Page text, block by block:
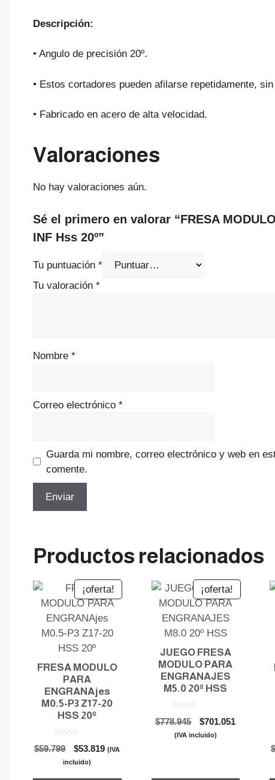
Descripción:
• Angulo de precisión 20º.
• Estos cortadores pueden afilarse repetidamente,
• Fabricado en acero de alta velocidad.
Valoraciones
No hay valoraciones aún.
Sé el primero en valorar “FRESA
INF Hss 20º”
Tu puntuación *
Tu valoración *
Nombre *
Correo electrónico *
Guarda mi nombre, correo electrónico y web en
comente.
Productos relacionados
¡oferta!
FRESA MODULO
PARA
ENGRANAjes
M0.5-P3 Z17-20
HSS 20º
0
d
$59.799
El
precio
$53.819El(IVA
incluido)
¡oferta!
JUEGO FRESA
MODULO PARA
ENGRANAJES
M5.0 20º HSS
0
d
e
$778.945
El
precio
$701.051
(IVA incluido)